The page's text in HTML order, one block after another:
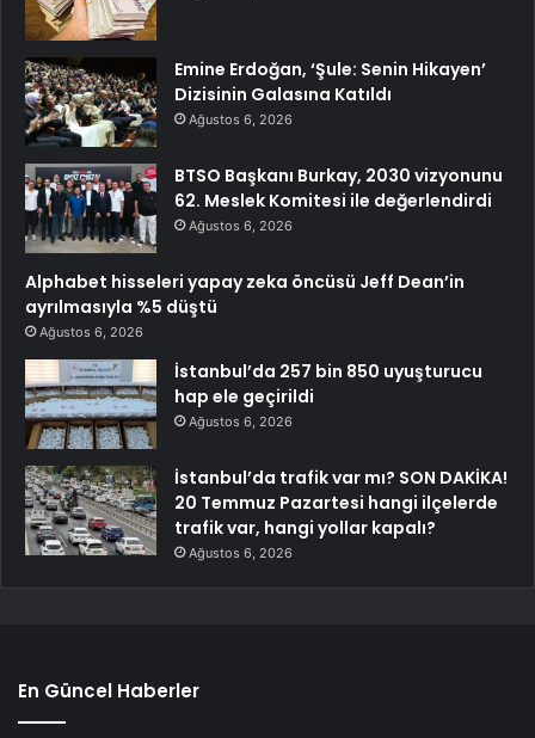
Emine Erdoğan, ‘Şule: Senin Hikayen’
Dizisinin Galasına Katıldı
Ağustos 6, 2026
BTSO Başkanı Burkay, 2030 vizyonunu
62. Meslek Komitesi ile değerlendirdi
Ağustos 6, 2026
Alphabet hisseleri yapay zeka öncüsü Jeff Dean’in
ayrılmasıyla %5 düştü
Ağustos 6, 2026
İstanbul’da 257 bin 850 uyuşturucu
hap ele geçirildi
Ağustos 6, 2026
İstanbul’da trafik var mı? SON DAKİKA!
20 Temmuz Pazartesi hangi ilçelerde
trafik var, hangi yollar kapalı?
Ağustos 6, 2026
En Güncel Haberler